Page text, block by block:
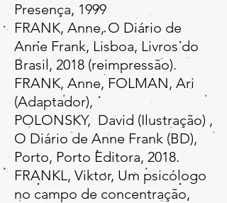
Presença, 1999
FRANK, Anne, O Diário de
Anne Frank, Lisboa, Livros do
Brasil, 2018 (reimpressão).
FRANK, Anne, FOLMAN, Ari
(Adaptador),
POLONSKY, David (Ilustração) ,
O Diário de Anne Frank (BD),
Porto, Porto Editora, 2018.
FRANKL, Viktor, Um psicólogo
no campo de concentração,